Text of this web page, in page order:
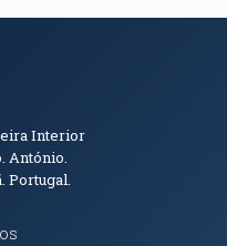
Interior
António.
Portugal.